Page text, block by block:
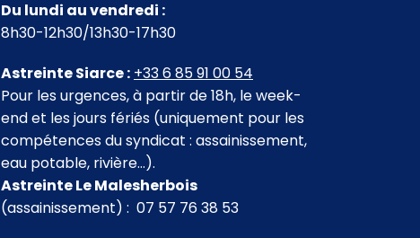
Du lundi au vendredi :
8h30-12h30/13h30-17h30
Astreinte Siarce : +33 6 85 91 00 54
Pour les urgences, à partir de 18h, le week-
end et les jours fériés (uniquement pour les
compétences du syndicat : assainissement,
eau potable, rivière…).
Astreinte Le Malesherbois
(assainissement) : 07 57 76 38 53